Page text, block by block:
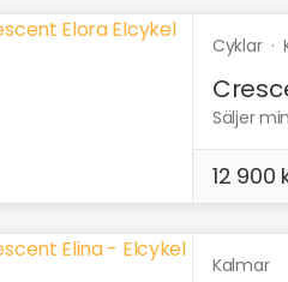
Cyklar·
Säljer
12 900
Kalmar